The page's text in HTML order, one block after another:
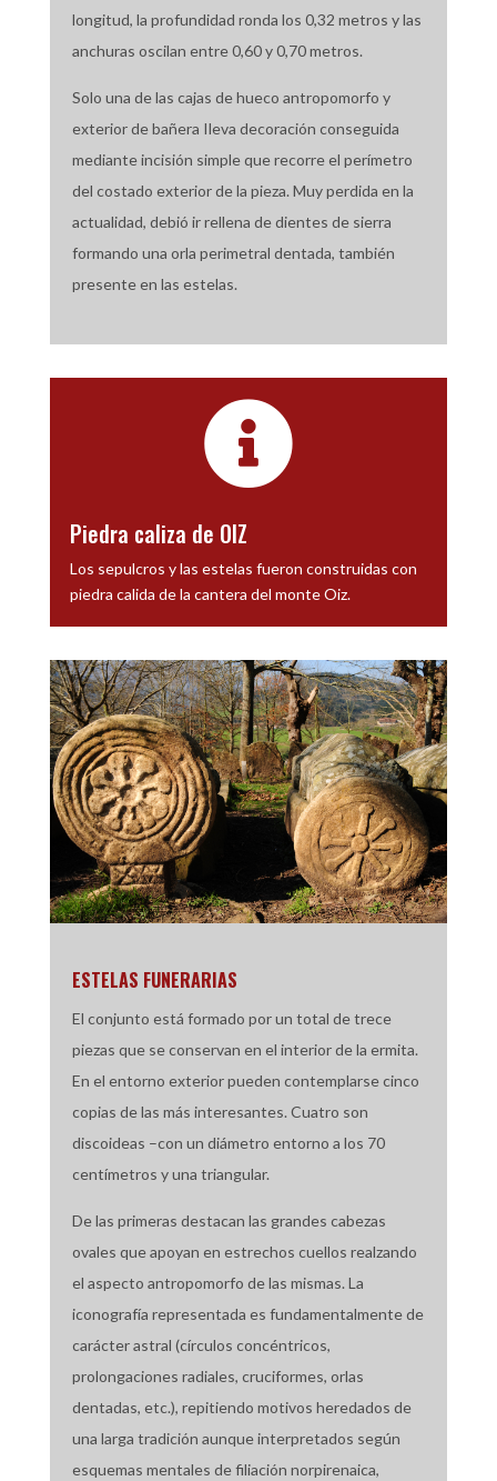
longitud, la profundidad ronda los 0,32 metros y las
anchuras oscilan entre 0,60 y 0,70 metros.
Solo una de las cajas de hueco antropomorfo y
exterior de bañera Ileva decoración conseguida
mediante incisión simple que recorre el perímetro
del costado exterior de la pieza. Muy perdida en la
actualidad, debió ir rellena de dientes de sierra
formando una orla perimetral dentada, también
presente en las estelas.

Piedra caliza de OIZ
Los sepulcros y las estelas fueron construidas con
piedra calida de la cantera del monte Oiz.
ESTELAS FUNERARIAS
El conjunto está formado por un total de trece
piezas que se conservan en el interior de la ermita.
En el entorno exterior pueden contemplarse cinco
copias de las más interesantes. Cuatro son
discoideas –con un diámetro entorno a los 70
centímetros y una triangular.
De las primeras destacan las grandes cabezas
ovales que apoyan en estrechos cuellos realzando
el aspecto antropomorfo de las mismas. La
iconografía representada es fundamentalmente de
carácter astral (círculos concéntricos,
prolongaciones radiales, cruciformes, orlas
dentadas, etc.), repitiendo motivos heredados de
una larga tradición aunque interpretados según
esquemas mentales de filiación norpirenaica,